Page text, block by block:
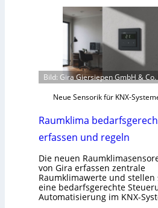
Bild: Gira Giersiepen GmbH & Co.
Neue Sensorik für KNX-
Raumklima
erfassen und regeln
Die neuen
von Gira erfassen zentrale
Raumklimawerte und stellen
eine bedarfsgerechte
Automatisierung im KNX-